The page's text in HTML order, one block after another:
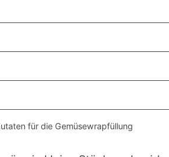
für die Gemüsewrapfüllung